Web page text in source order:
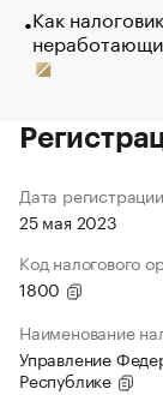
Как
Дата регистрации
25 мая 2023
Код налогового
1800
Наименование
Управление
Республике